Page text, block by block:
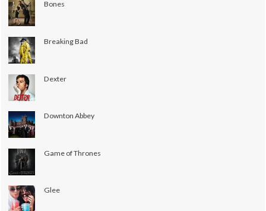
Bones
Breaking Bad
Dexter
Downton Abbey
Game of Thrones
Glee